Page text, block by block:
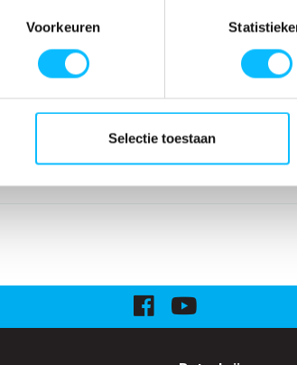
Voorkeuren
Selectie toestaan
Artikelnummer
-
B315
Materiaal
65%
Eigenschappen
Normering
gewicht
300g